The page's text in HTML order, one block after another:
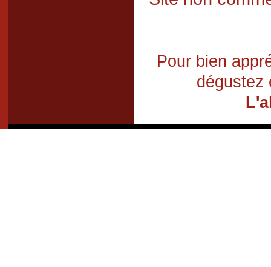
Pour bien
dégustez